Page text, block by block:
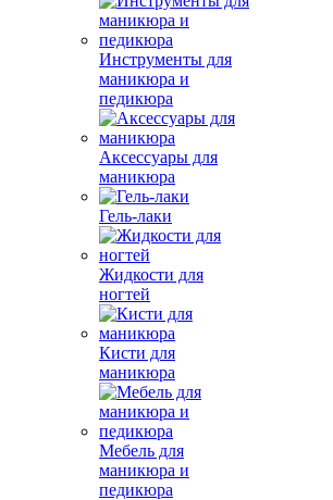
Инструменты для
маникюра и
педикюра
Аксессуары для
маникюра
Гель-лаки
Жидкости для
ногтей
Кисти для
маникюра
Мебель для
маникюра и
педикюра